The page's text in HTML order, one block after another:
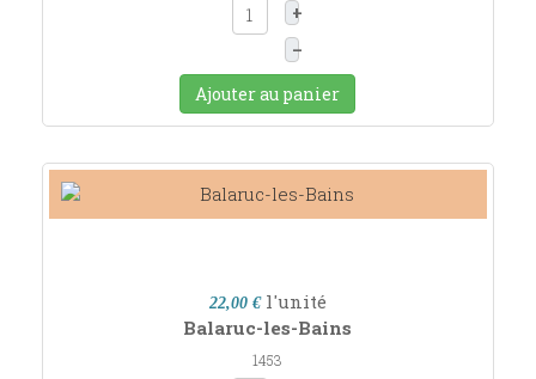
+
–
Ajouter au panier
22,00 € l'unité
Balaruc-les-Bains
1453